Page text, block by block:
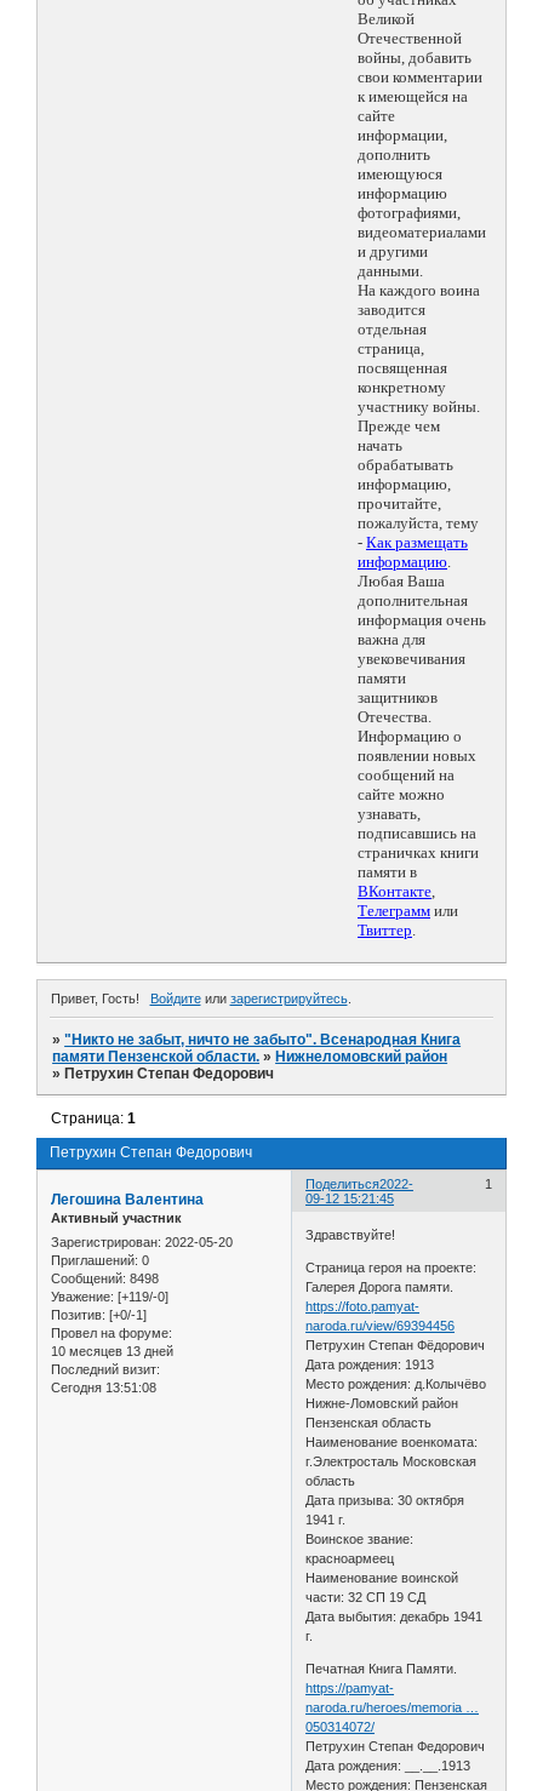
Великой
Отечественной
войны, добавить
свои комментарии
к имеющейся на
сайте
информации,
дополнить
имеющуюся
информацию
фотографиями,
видеоматериалами
и другими
данными.
На каждого воина
заводится
отдельная
страница,
посвященная
конкретному
участнику войны.
Прежде чем
начать
обрабатывать
информацию,
прочитайте,
пожалуйста, тему
- Как размещать
информацию.
Любая Ваша
дополнительная
информация очень
важна для
увековечивания
памяти
защитников
Отечества.
Информацию о
появлении новых
сообщений на
сайте можно
узнавать,
подписавшись на
страничках книги
памяти в
ВКонтакте,
Телеграмм или
Твиттер.
Привет, Гость! Войдитеили зарегистрируйтесь.
»"Никто не забыт, ничто не забыто". Всенародная Книга
памяти Пензенской области. » Нижнеломовский район
» Петрухин Степан Федорович
Петрухин Степан Федорович
Страница:1
Поделиться 1
2022-
09-12 15:21:45
Легошина Валентина
Активный участник
Зарегистрирован: 2022-05-20
Приглашений: 0
Сообщений: 8498
Уважение: [+119/-0]
Позитив: [+0/-1]
Провел на форуме:
10 месяцев 13 дней
Последний визит:
Сегодня 13:51:08
Здравствуйте!
Страница героя на проекте:
Галерея Дорога памяти.
https://foto.pamyat-
naroda.ru/view/69394456
Петрухин Степан Фёдорович
Дата рождения: 1913
Место рождения: д.Колычёво
Нижне-Ломовский район
Пензенская область
Наименование военкомата:
г.Электросталь Московская
область
Дата призыва: 30 октября
1941 г.
Воинское звание:
красноармеец
Наименование воинской
части: 32 СП 19 СД
Дата выбытия: декабрь 1941
г.
Печатная Книга Памяти.
https://pamyat-
naroda.ru/heroes/memoria …
050314072/
Петрухин Степан Федорович
Дата рождения: __.__.1913
Место рождения: Пензенская